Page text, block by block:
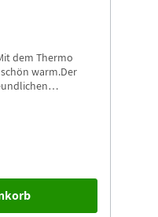
dem Thermo
warm.Der